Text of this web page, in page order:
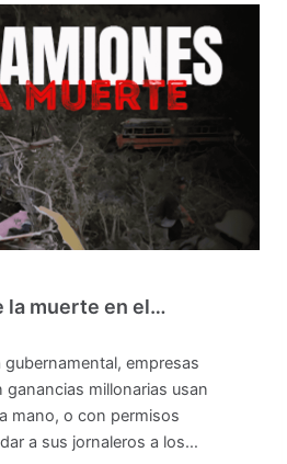
la muerte en el…
empresas
millonarias usan
mano, o con permisos
a sus jornaleros a los…